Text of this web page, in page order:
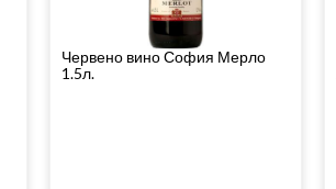
Червено вино София Мерло
1.5л.